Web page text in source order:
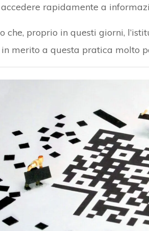
rapidamente a
che, proprio in questi giorni,
merito a questa pratica molto